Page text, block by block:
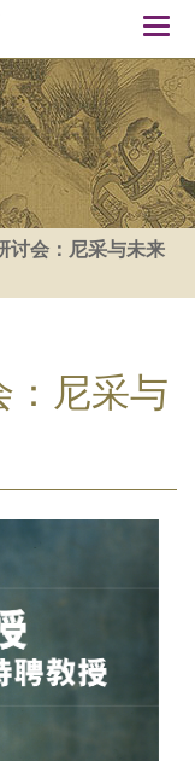
讨会：尼采与未来
：尼采与